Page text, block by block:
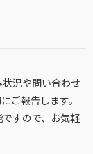
況や問い合わせ
ご報告します。
すので、お気軽